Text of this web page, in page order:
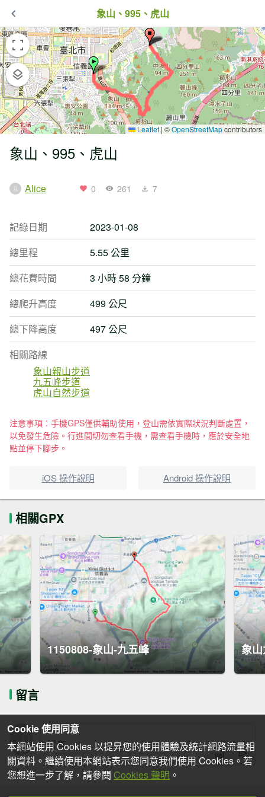
象山、995、虎山
Leaflet | ©OpenStreetMapcontributors
象山、995、虎山
Alice 0 261 7
記錄日期
2023-01-08
總里程
5.55 公里
總花費時間
3 小時 58 分鐘
總爬升高度
499 公尺
總下降高度
497 公尺
相關路線
象山親山步道
九五峰步道
虎山自然步道
注意事項：手機GPS僅供輔助使用，登山需依實際狀況判斷處置，
以免發生危險。行進間切勿查看手機，需查看手機時，應於安全地
點並停下腳步。
iOS 操作說明 Android 操作說明
相關GPX
1150808-象山-九五峰 象
留言
Cookie 使用同意
本網站使用 Cookies 以提昇您的使用體驗及統計網路流量相
關資料。繼續使用本網站表示您同意我們使用 Cookies。若
您想進一步了解，請參閱 Cookies 聲明 。